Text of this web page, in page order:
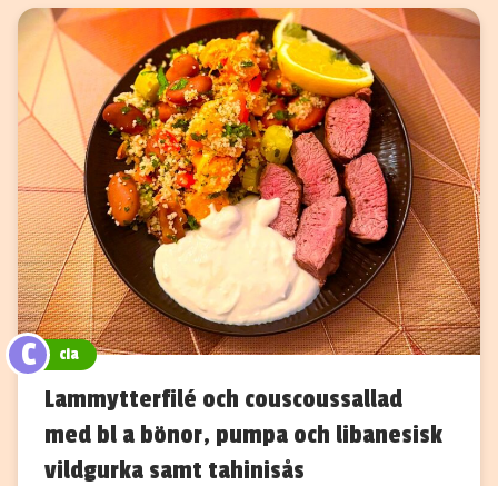
C cia
Lammytterfilé och couscoussallad
med bl a bönor, pumpa och libanesisk
vildgurka samt tahinisås